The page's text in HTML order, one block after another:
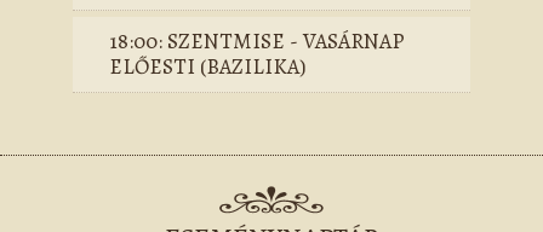
18:00: SZENTMISE - VASÁRNAP
ELŐESTI (BAZILIKA)